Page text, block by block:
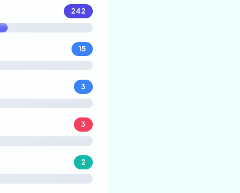
242
15
3
3
2